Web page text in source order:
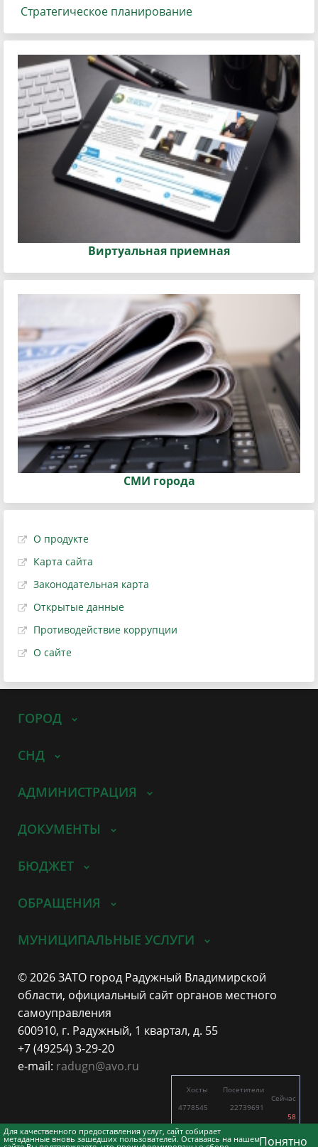
Стратегическое планирование
Виртуальная приемная
СМИ города
О продукте
Карта сайта
Законодательная карта
Открытые данные
Противодействие коррупции
О сайте
Для качественного предоставления услуг, сайт собирает
метаданные вновь зашедших пользователей. Оставаясь на нашемПонятно
ГОРОД
СНД
АДМИНИСТРАЦИЯ
ДОКУМЕНТЫ
БЮДЖЕТ
ОБРАЩЕНИЯ
МУНИЦИПАЛЬНЫЕ УСЛУГИ
© 2026 ЗАТО город Радужный Владимирской
области, официальный сайт органов местного
самоуправления
600910, г. Радужный, 1 квартал, д. 55
+7 (49254) 3-29-20
e-mail: radugn@avo.ru
Хосты
4778545
4573
Посетители
22739691
12838
Сейчас
58